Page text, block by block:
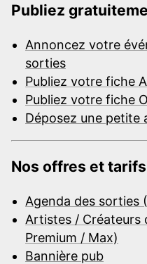
Publiez
Annoncez votre
sorties
Publiez votre fiche
Publiez votre fiche
Déposez une petite
Nos offres et tarifs
Agenda des sorties
Artistes / Créateurs
Premium / Max)
Bannière pub